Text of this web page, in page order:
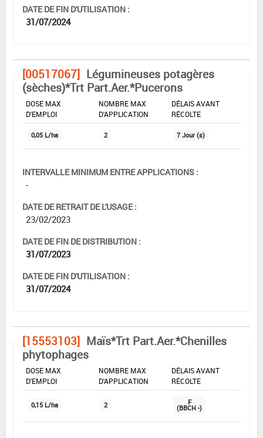
DATE DE FIN D'UTILISATION :
31/07/2024
[00517067] Légumineuses potagères
(sèches)*Trt Part.Aer.*Pucerons
DOSE MAX
D'EMPLOI
NOMBRE MAX
D'APPLICATION
DÉLAIS AVANT
RÉCOLTE
0,05 L/ha 2 7 Jour (s)
INTERVALLE MINIMUM ENTRE APPLICATIONS :
-
DATE DE RETRAIT DE L'USAGE :
23/02/2023
DATE DE FIN DE DISTRIBUTION :
31/07/2023
DATE DE FIN D'UTILISATION :
31/07/2024
[15553103] Maïs*Trt Part.Aer.*Chenilles
phytophages
DOSE MAX
D'EMPLOI
NOMBRE MAX
D'APPLICATION
DÉLAIS AVANT
RÉCOLTE
0,15 L/ha 2 F
(BBCH -)